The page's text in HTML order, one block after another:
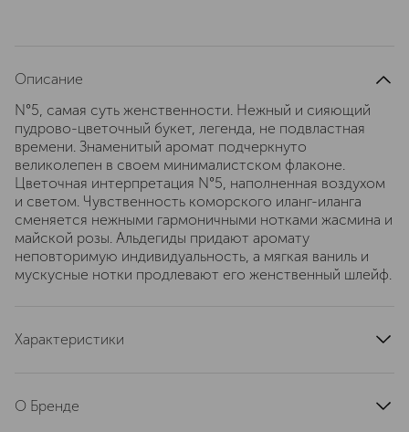
Описание
N°5, самая суть женственности. Нежный и сияющий
пудрово-цветочный букет, легенда, не подвластная
времени. Знаменитый аромат подчеркнуто
великолепен в своем минималистском флаконе.
Цветочная интерпретация N°5, наполненная воздухом
и светом. Чувственность коморского иланг-иланга
сменяется нежными гармоничными нотками жасмина и
майской розы. Альдегиды придают аромату
неповторимую индивидуальность, а мягкая ваниль и
мускусные нотки продлевают его женственный шлейф.
Характеристики
артикул
О Бренде